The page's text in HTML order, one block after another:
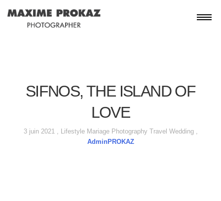
SIFNOS, THE ISLAND OF
LOVE
3 juin 2021 , Lifestyle Mariage Photography Travel Wedding,
AdminPROKAZ